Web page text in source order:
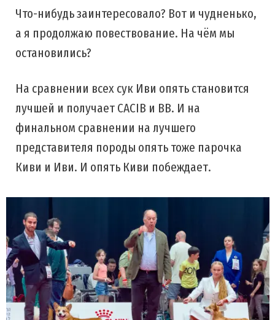
Что-нибудь заинтересовало? Вот и чудненько,
а я продолжаю повествование. На чём мы
остановились?
На сравнении всех сук Иви опять становится
лучшей и получает CACIB и BB. И на
финальном сравнении на лучшего
представителя породы опять тоже парочка
Киви и Иви. И опять Киви побеждает.